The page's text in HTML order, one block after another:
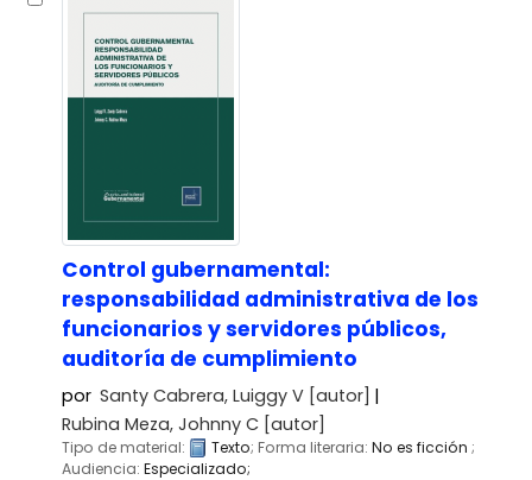
Control gubernamental:
responsabilidad administrativa de los
funcionarios y servidores públicos,
auditoría de cumplimiento
por Santy Cabrera, Luiggy V [autor]
Rubina Meza, Johnny C [autor]
Tipo de material: Texto; Forma literaria: No es ficción ;
Audiencia: Especializado;